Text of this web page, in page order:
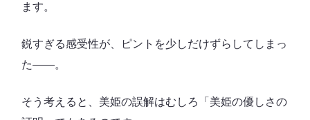
ます。
鋭すぎる感受性が、ピントを少しだけずらしてしまっ
た――。
そう考えると、美姫の誤解はむしろ「美姫の優しさの